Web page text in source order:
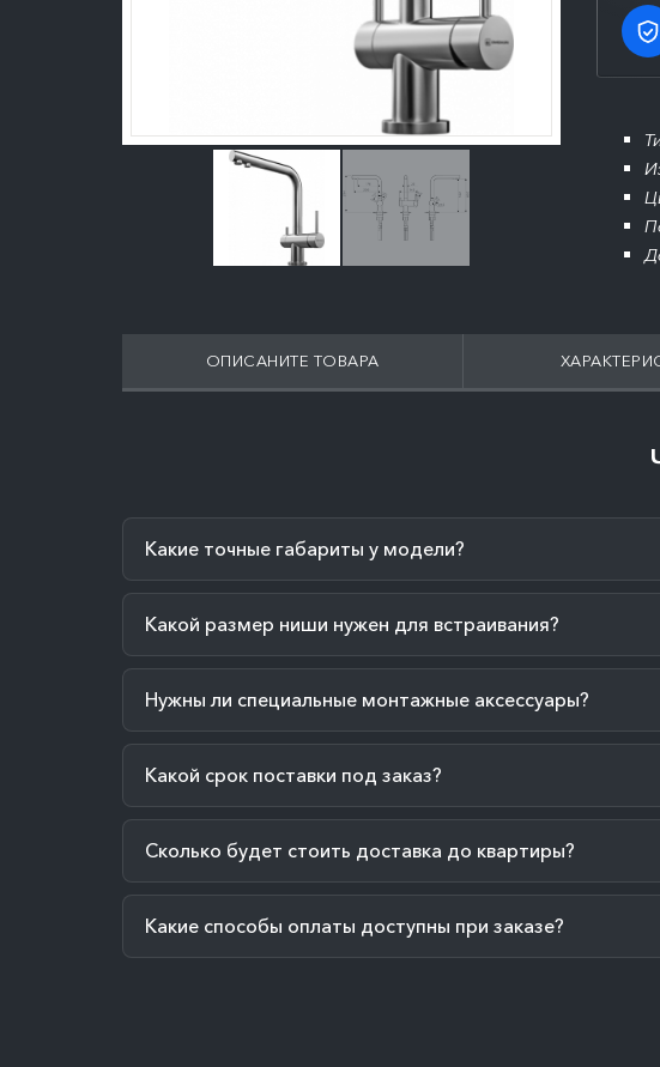
ОПИСАНИТЕ ТОВАРА
Какие точные габариты у модели?
Какой размер ниши нужен для встраивания?
Нужны ли специальные монтажные аксессуары?
Какой срок поставки под заказ?
Сколько будет стоить доставка до квартиры?
Какие способы оплаты доступны при заказе?